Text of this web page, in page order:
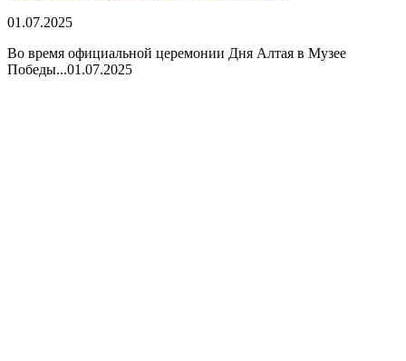
01.07.2025
Во время официальной церемонии Дня Алтая в Музее
Победы...01.07.2025